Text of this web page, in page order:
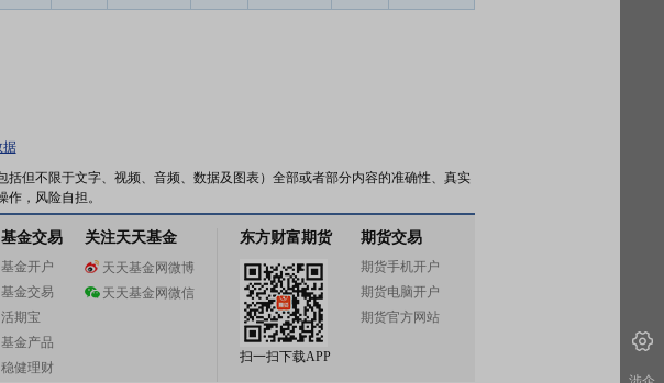
据
但不限于文字、视频、音频、数据及图表）全部或者部分内容的准确性、真实
，风险自担。
基金交易
基金开户
基金交易
活期宝
基金产品
稳健理财
关注天天基金
天天基金网微博
天天基金网微信
东方财富期货
扫一扫下载APP
期货交易
期货手机开户
期货电脑开户
期货官方网站